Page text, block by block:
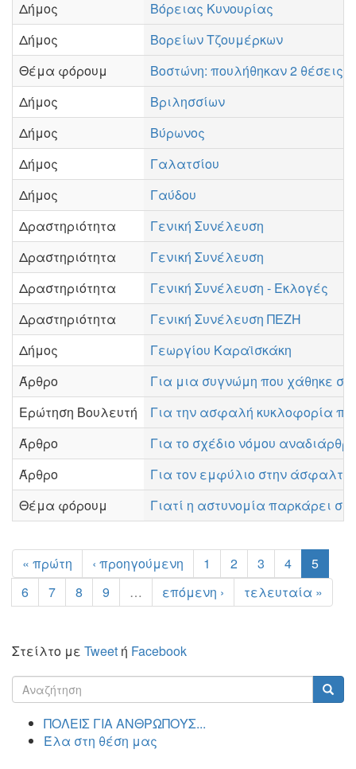
Δήμος
Βόρειας Κυνουρίας
Δήμος
Βορείων Τζουμέρκων
Θέμα φόρουμ
Βοστώνη: πουλήθηκαν 2 θέσεις
Δήμος
Βριλησσίων
Δήμος
Βύρωνος
Δήμος
Γαλατσίου
Δήμος
Γαύδου
Δραστηριότητα
Γενική Συνέλευση
Δραστηριότητα
Γενική Συνέλευση
Δραστηριότητα
Γενική Συνέλευση - Εκλογές
Δραστηριότητα
Γενική Συνέλευση ΠΕΖΗ
Δήμος
Γεωργίου Καραϊσκάκη
Άρθρο
Για μια συγνώμη που χάθηκε
Ερώτηση Βουλευτή
Για την ασφαλή κυκλοφορία
Άρθρο
Για το σχέδιο νόμου
Άρθρο
Για τον εμφύλιο στην άσφαλτο
Θέμα φόρουμ
Γιατί η αστυνομία παρκάρει
« πρώτη ‹ προηγούμενη 1 2 3 4
5
6
7 8 9 … επόμενη › τελευταία »
Στείλτο με Tweet ή Facebook
Φόρμα
αναζήτησης
ΠΟΛΕΙΣ ΓΙΑ ΑΝΘΡΩΠΟΥΣ...
Έλα στη θέση μας